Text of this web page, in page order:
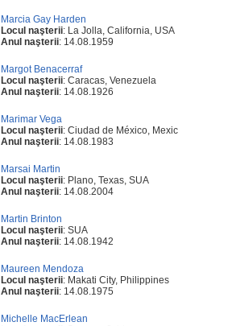
Marcia Gay Harden
Locul naşterii: La Jolla, California, USA
Anul naşterii: 14.08.1959
Margot Benacerraf
Locul naşterii: Caracas, Venezuela
Anul naşterii: 14.08.1926
Marimar Vega
Locul naşterii: Ciudad de México, Mexic
Anul naşterii: 14.08.1983
Marsai Martin
Locul naşterii: Plano, Texas, SUA
Anul naşterii: 14.08.2004
Martin Brinton
Locul naşterii: SUA
Anul naşterii: 14.08.1942
Maureen Mendoza
Locul naşterii: Makati City, Philippines
Anul naşterii: 14.08.1975
Michelle MacErlean